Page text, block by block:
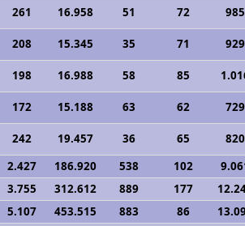
261 16.958 51 72
208 15.345 35 71
198 16.988 58 85
172 15.188 63 62
242 19.457 36 65
2.427 186.920 538 102
3.755 312.612 889 177
5.107 453.515 883 86